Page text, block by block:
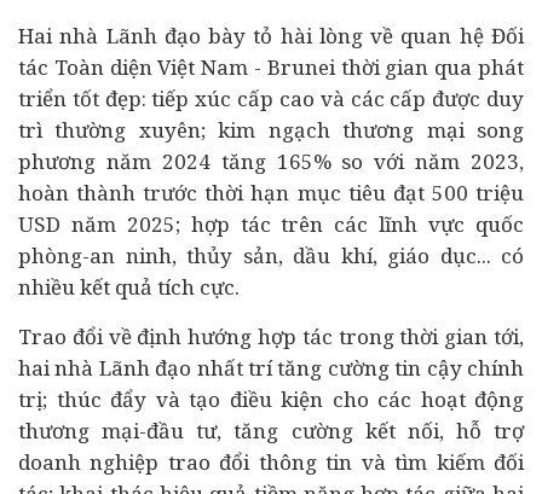
Hai nhà Lãnh đạo bày tỏ hài lòng về quan hệ Đối
tác Toàn diện Việt Nam - Brunei thời gian qua phát
triển tốt đẹp: tiếp xúc cấp cao và các cấp được duy
trì thường xuyên; kim ngạch thương mại song
phương năm 2024 tăng 165% so với năm 2023,
hoàn thành trước thời hạn mục tiêu đạt 500 triệu
USD năm 2025; hợp tác trên các lĩnh vực quốc
phòng-an ninh, thủy sản, dầu khí, giáo dục... có
nhiều kết quả tích cực.
Trao đổi về định hướng hợp tác trong thời gian tới,
hai nhà Lãnh đạo nhất trí tăng cường tin cậy chính
trị; thúc đẩy và tạo điều kiện cho các hoạt động
thương mại-đầu tư, tăng cường kết nối, hỗ trợ
doanh nghiệp trao đổi thông tin và tìm kiếm đối